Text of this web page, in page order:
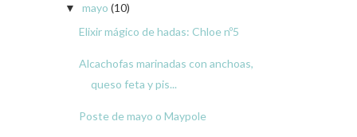
▼ mayo (10)
Elixir mágico de hadas: Chloe nº5
Alcachofas marinadas con anchoas,
queso feta y pis...
Poste de mayo o Maypole